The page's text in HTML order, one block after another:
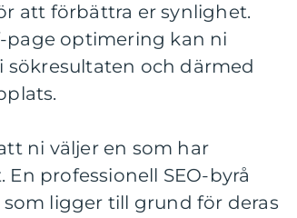
att förbättra er synlighet.
page optimering kan ni
sökresultaten och därmed
ni väljer en som har
professionell SEO-byrå
ligger till grund för deras